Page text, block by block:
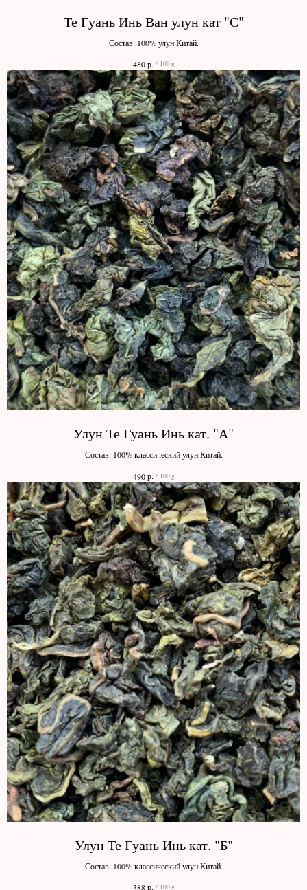
Те Гуань Инь Ван улун кат "С"
Состав: 100% улун Китай.
480 р. / 100 g
Улун Те Гуань Инь кат. "А"
Состав: 100% классический улун Китай.
490 р. / 100 g
Улун Те Гуань Инь кат. "Б"
Состав: 100% классический улун Китай.
388 р. / 100 g